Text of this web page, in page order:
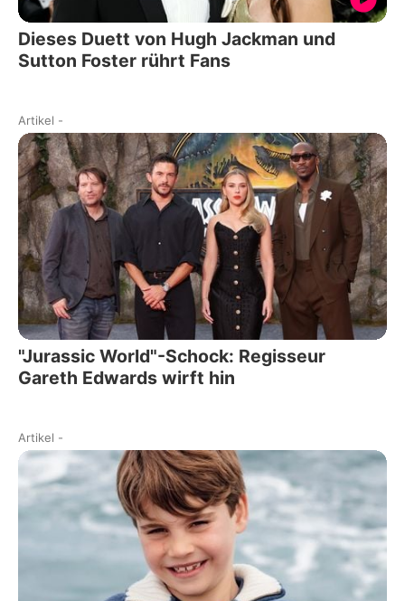
Dieses Duett von Hugh Jackman und
Sutton Foster rührt Fans
Artikel -
"Jurassic World"-Schock: Regisseur
Gareth Edwards wirft hin
Artikel -